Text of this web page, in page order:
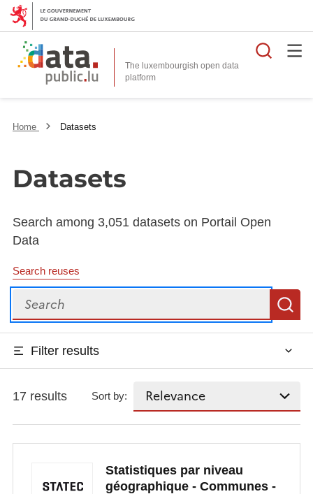
The luxembourgish open data
platform
Home Datasets
Datasets
Search among 3,051 datasets on Portail Open
Data
Search reuses
Search
Filter results
17 results Sort by:
Statistiques par niveau
géographique - Communes -